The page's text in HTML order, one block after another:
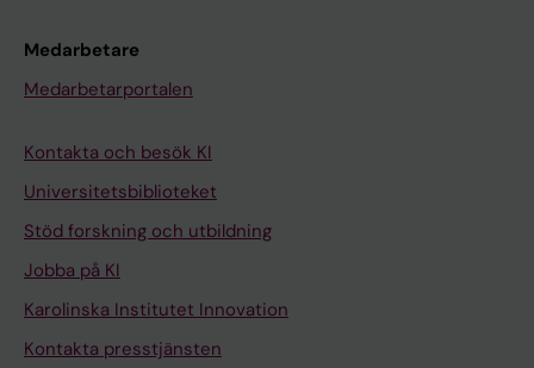
Medarbetare
Medarbetarportalen
Kontakta och besök KI
Universitetsbiblioteket
Stöd forskning och utbildning
Jobba på KI
Karolinska Institutet Innovation
Kontakta presstjänsten